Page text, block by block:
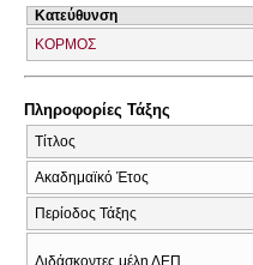
Κατεύθυνση
ΚΟΡΜΟΣ
Πληροφορίες Τάξης
Τίτλος
Ακαδημαϊκό Έτος
Περίοδος Τάξης
Διδάσκοντες μέλη ΔΕΠ